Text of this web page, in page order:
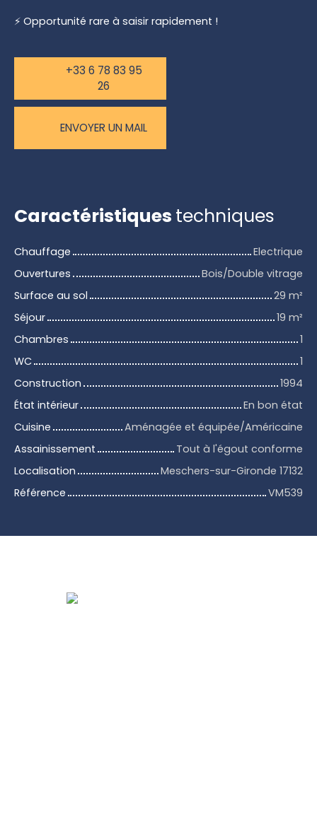
⚡ Opportunité rare à saisir rapidement !
+33 6 78 83 95
26
ENVOYER UN MAIL
Caractéristiques techniques
Chauffage
Electrique
Ouvertures
Bois/Double vitrage
Surface au sol
29 m²
Séjour
19 m²
Chambres
1
WC
1
Construction
1994
État intérieur
En bon état
Cuisine
Aménagée et équipée/Américaine
Assainissement
Tout à l'égout conforme
Localisation
Meschers-sur-Gironde 17132
Référence
VM539